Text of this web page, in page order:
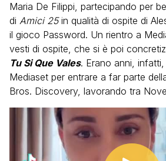
Maria De Filippi, partecipando per
di Amici 25in qualità di ospite di
il gioco Password. Un rientro a
vesti di ospite, che si è poi
Tu Si Que Vales. Erano anni,
Mediaset per entrare a far parte
Bros. Discovery, lavorando tra